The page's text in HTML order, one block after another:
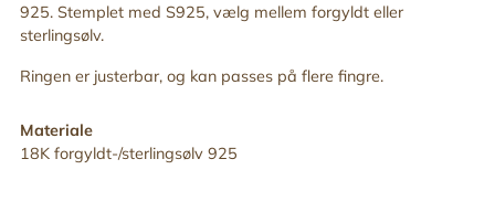
925. Stemplet med S925, vælg mellem forgyldt eller
sterlingsølv.
Ringen er justerbar, og kan passes på flere fingre.
Materiale
18K forgyldt-/sterlingsølv 925